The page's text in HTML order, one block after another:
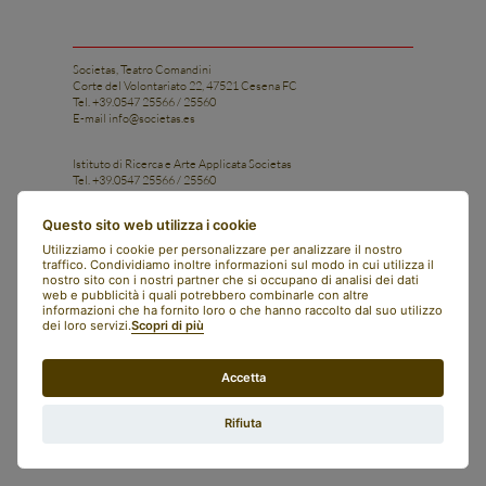
Societas, Teatro Comandini
Corte del Volontariato 22, 47521 Cesena FC
Tel. +39.0547 25566 / 25560
E-mail info@societas.es
Istituto di Ricerca e Arte Applicata Societas
Tel. +39.0547 25566 / 25560
Cell. +39 331 1206028
facebook
instagram
art bonus
contatti
newsletter
societas
italiano
trasparenza
Questo sito web utilizza i cookie
Utilizziamo i cookie per personalizzare per analizzare il nostro
traffico. Condividiamo inoltre informazioni sul modo in cui utilizza il
nostro sito con i nostri partner che si occupano di analisi dei dati
web e pubblicità i quali potrebbero combinarle con altre
informazioni che ha fornito loro o che hanno raccolto dal suo utilizzo
dei loro servizi.Scopri di più
Accetta
Rifiuta